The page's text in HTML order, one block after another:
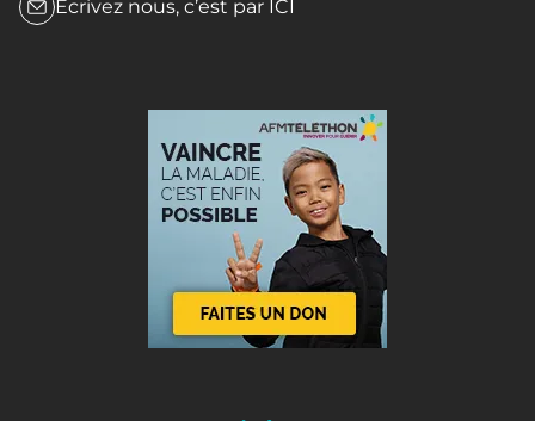
Écrivez nous, c’est par ICI